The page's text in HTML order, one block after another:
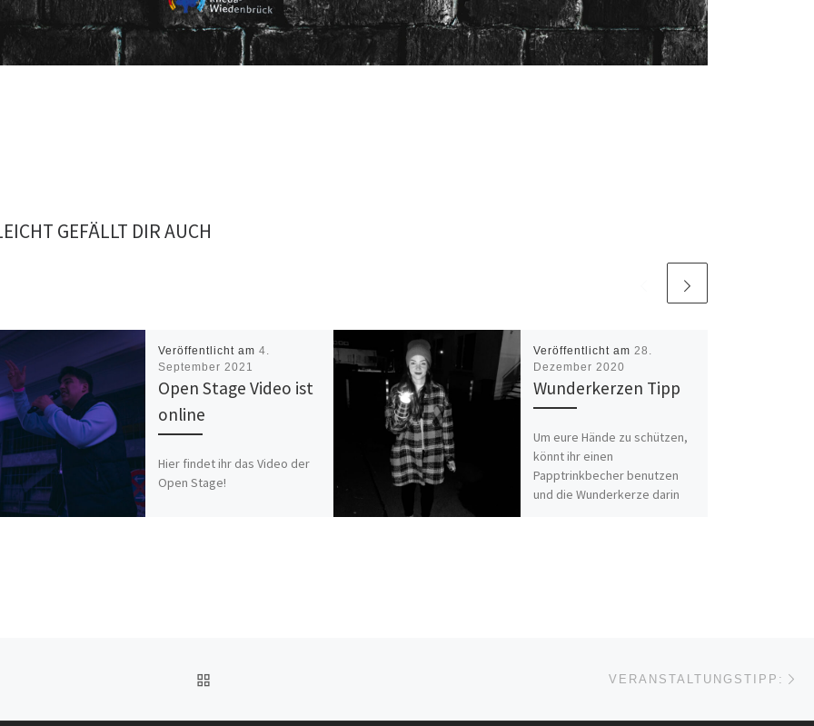
GEFÄLLT DIR AUCH
Veröffentlicht am4.
September 2021
Open Stage Video ist
online
Hier findet ihr das Video der
Open Stage!
Veröffentlicht am 28.
Dezember 2020
Wunderkerzen Tipp
Um eure Hände zu schützen,
könnt ihr einen
Papptrinkbecher benutzen
und die Wunderkerze darin
VERANSTALTUNGSTIPP: